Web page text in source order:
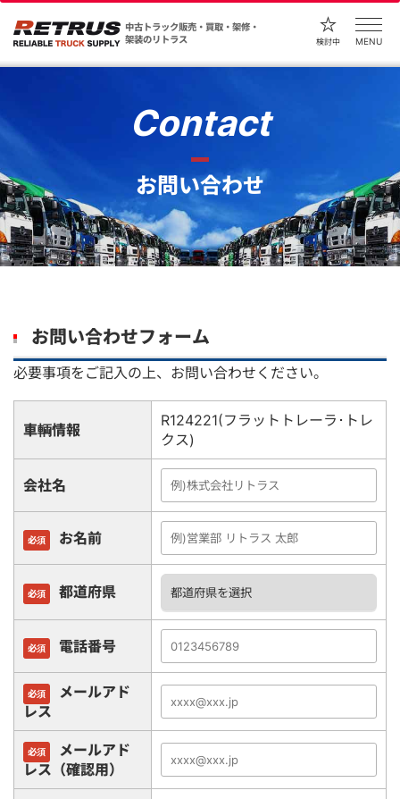
中古トラック販売・買取・架修・
架装のリトラス
検討中 MENU
Contact
お問い合わせ
お問い合わせフォーム
必要事項をご記入の上、お問い合わせください。
車輌情報
R124221(フラットトレーラ･トレ
クス)
会社名
必須 お名前
必須 都道府県
必須 電話番号
必須
メールアド
レス
必須
メールアド
レス（確認用）